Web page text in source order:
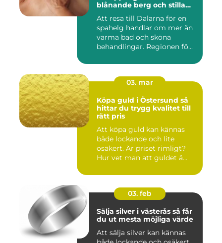
blånande berg och stilla
Att resa till Dalarna för en
spahelg handlar om mer än
varma bad och sköna
behandlingar. Regionen fö...
03. mar
Köpa guld i Östersund så
hittar du trygg kvalitet till
rätt pris
Att köpa guld kan kännas
både lockande och lite
osäkert. Är priset rimligt?
Hur vet man att guldet ä...
03. feb
Sälja silver i västerås så får
du ut mesta möjliga värde
Att sälja silver kan kännas